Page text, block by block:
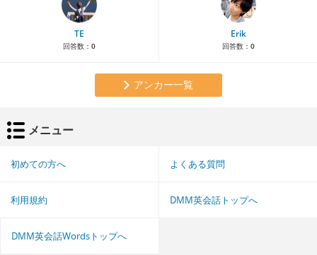
TE
回答数： 0
Erik
回答数： 0
アンカー一覧
メニュー
初めての方へ よくある質問
利用規約 DMM英会話トップへ
DMM英会話Wordsトップへ